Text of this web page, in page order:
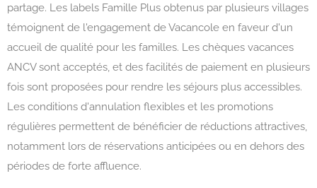
partage. Les labels Famille Plus obtenus par plusieurs villages
témoignent de l'engagement de Vacancole en faveur d'un
accueil de qualité pour les familles. Les chèques vacances
ANCV sont acceptés, et des facilités de paiement en plusieurs
fois sont proposées pour rendre les séjours plus accessibles.
Les conditions d'annulation flexibles et les promotions
régulières permettent de bénéficier de réductions attractives,
notamment lors de réservations anticipées ou en dehors des
périodes de forte affluence.